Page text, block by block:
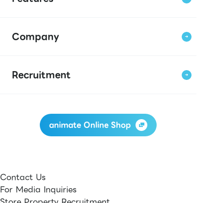
Company
Recruitment
animate Online Shop
Contact Us
For Media Inquiries